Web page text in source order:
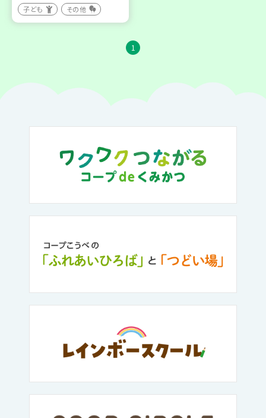
子ども その他
1